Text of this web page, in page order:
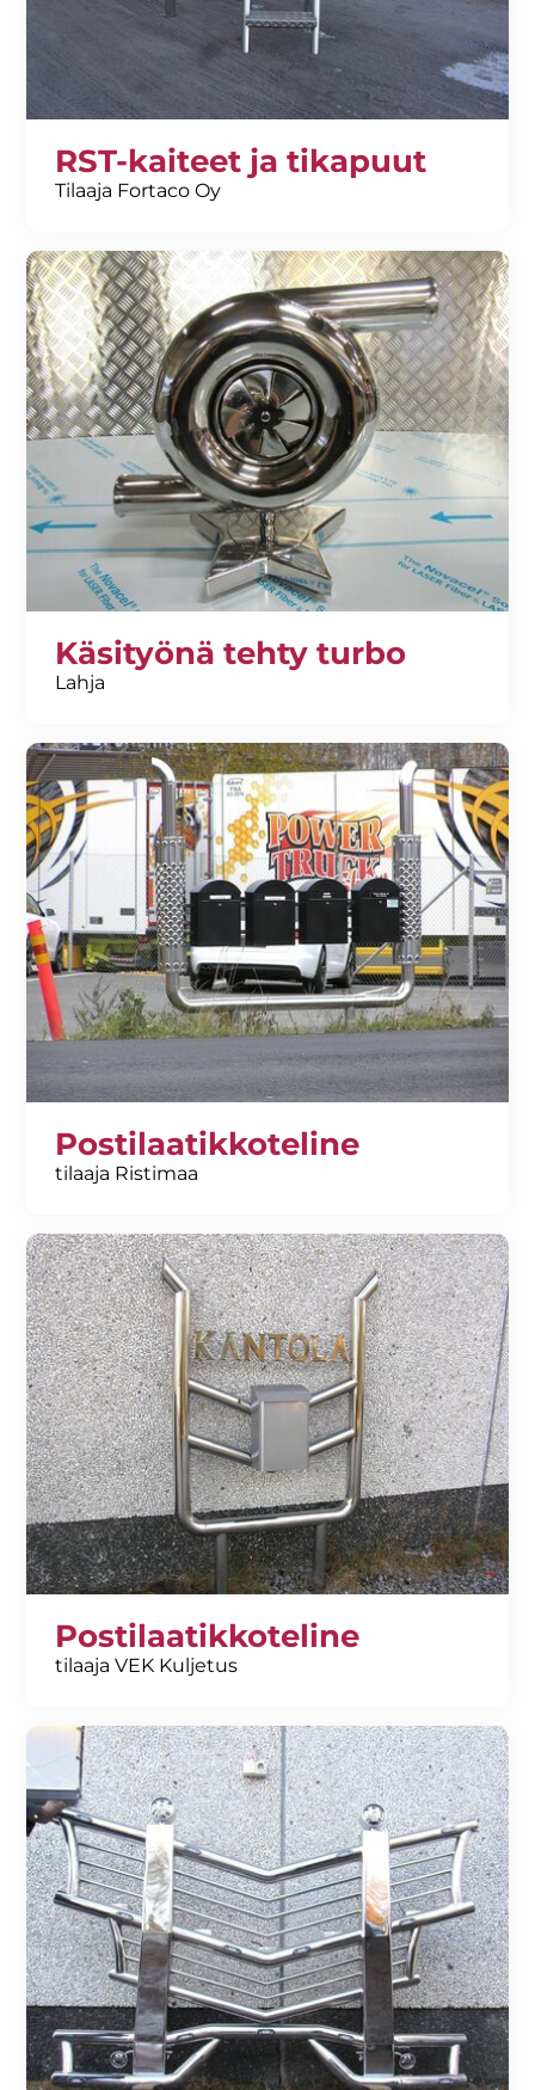
RST-kaiteet ja tikapuut
Tilaaja Fortaco Oy
Käsityönä tehty turbo
Lahja
Postilaatikkoteline
tilaaja Ristimaa
Postilaatikkoteline
tilaaja VEK Kuljetus